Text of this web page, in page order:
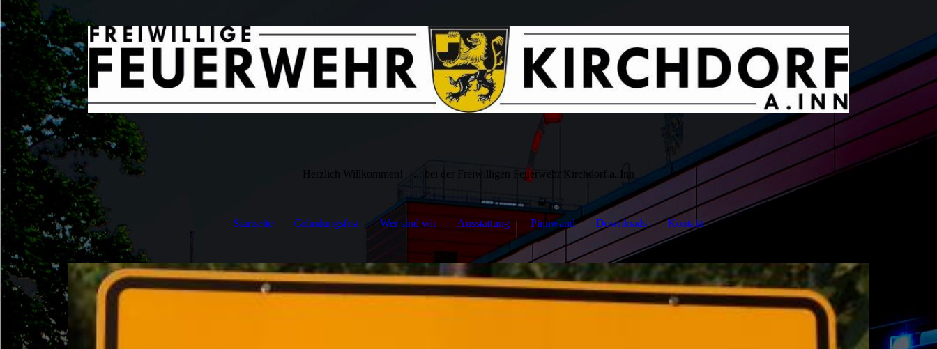
Herzlich Willkommen! ... bei der Freiwilligen Feuerwehr Kirchdorf a. Inn
Startseite Gründungsfest Wer sind wir Ausstattung Pinnwand Downloads Kontakt